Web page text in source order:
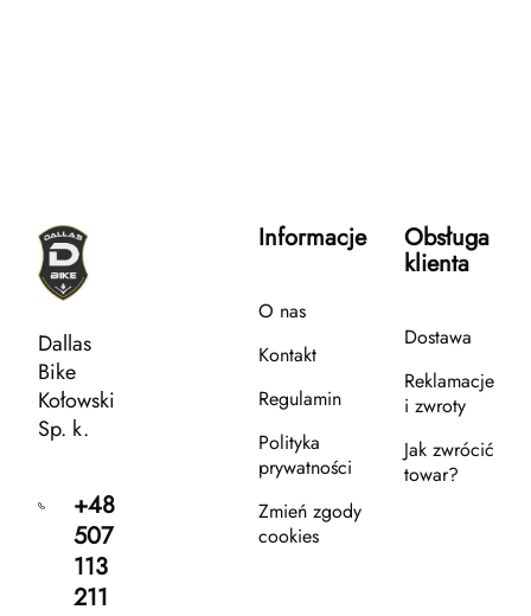
Dallas
Bike
Kołowski
Sp. k.
+48
507
113
211
Informacje
O nas
Kontakt
Regulamin
Polityka
prywatności
Zmień zgody
cookies
Obsługa
klienta
Dostawa
Reklamacje
i zwroty
Jak zwrócić
towar?